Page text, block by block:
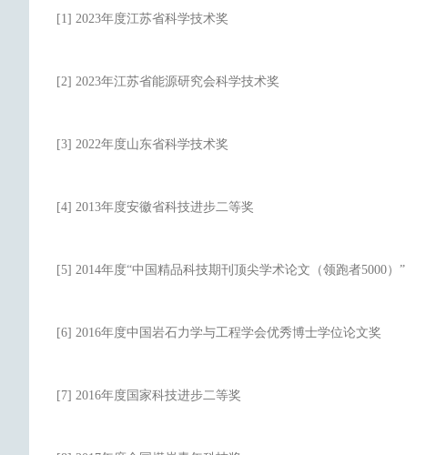
[1] 2023年度江苏省科学技术奖
[2] 2023年江苏省能源研究会科学技术奖
[3] 2022年度山东省科学技术奖
[4] 2013年度安徽省科技进步二等奖
[5] 2014年度“中国精品科技期刊顶尖学术论文（领跑者5000）”
[6] 2016年度中国岩石力学与工程学会优秀博士学位论文奖
[7] 2016年度国家科技进步二等奖